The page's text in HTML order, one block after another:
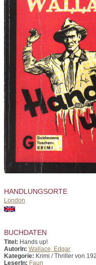
HANDLUNGSORTE
London
BUCHDATEN
Titel: Hands up!
AutorIn: Wallace, Edgar
Kategorie: Krimi / Thriller von
LeserIn: Faun